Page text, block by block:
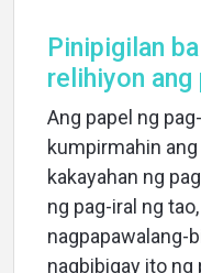
Pinipigilan
relihiyon
Ang papel ng
kumpirmahin
kakayahan ng
ng pag-iral ng
nagpapawalang-
nagbibigay ito ng